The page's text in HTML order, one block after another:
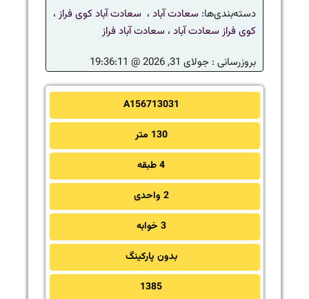
دسته‌بندی‌ها: سعادت آباد ، سعادت آباد کوی فراز ،
کوی فراز سعادت آباد ، سعادت آباد فراز
بروزرسانی : جولای 31, 2026 @ 19:36:11
A156713031
130 متر
4 طبقه
2 واحدی
3 خوابه
بدون پارکینگ
1385